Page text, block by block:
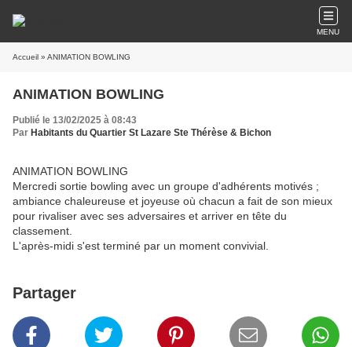
MENU
Accueil » ANIMATION BOWLING
ANIMATION BOWLING
Publié le 13/02/2025 à 08:43
Par Habitants du Quartier St Lazare Ste Thérèse & Bichon
ANIMATION BOWLING
Mercredi sortie bowling avec un groupe d'adhérents motivés ;
ambiance chaleureuse et joyeuse où chacun a fait de son mieux
pour rivaliser avec ses adversaires et arriver en tête du
classement.
L'après-midi s'est terminé par un moment convivial.
Partager